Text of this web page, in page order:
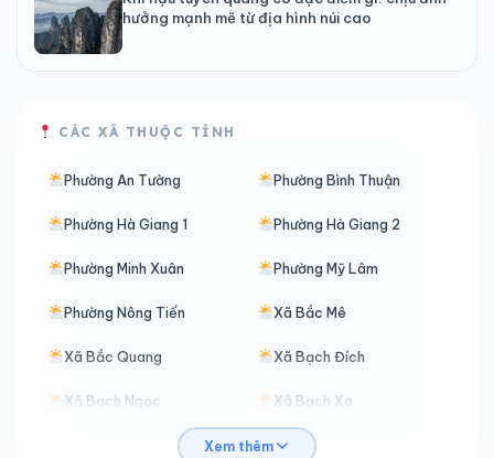
hưởng mạnh mẽ từ địa hình núi cao
CÁC XÃ THUỘC TỈNH
Phường An Tường Phường Bình Thuận
Phường Hà Giang 1 Phường Hà Giang 2
Phường Minh Xuân Phường Mỹ Lâm
Phường Nông Tiến Xã Bắc Mê
Xã Bắc Quang Xã Bạch Đích
Xã Bạch Ngọc Xã Bạch Xa
Xã Bằng Hành
Xem thêm